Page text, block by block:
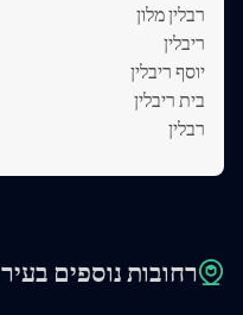
רבלין מלון
ריבלין
יוסף ריבלין
בית ריבלין
רבלין
רחובות נוספים בעיר